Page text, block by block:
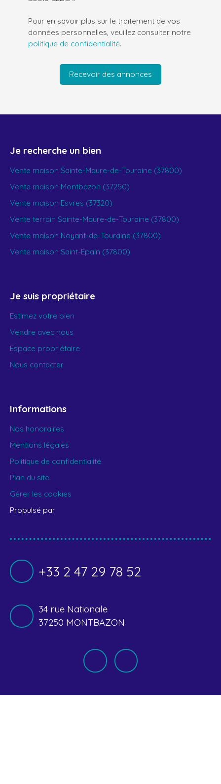
Pour en savoir plus sur le traitement de vos
données personnelles, veuillez consulter notre
politique de confidentialité.
Recevoir des annonces
Je recherche un bien
Vente maison Sainte-Maure-de-Touraine (37800)
Vente maison Montbazon (37250)
Vente maison Esvres (37320)
Vente terrain Sainte-Maure-de-Touraine (37800)
Vente maison Noyant-de-Touraine (37800)
Vente maison Saint-Épain (37800)
Je suis propriétaire
Estimez votre bien
Vendre avec nous
Espace propriétaire
Nous contacter
Informations
Nos honoraires
Mentions légales
Politique de confidentialité
Plan du site
Gérer les cookies
Propulsé par
+33 2 47 29 78 52
34 rue Nationale
37250 MONTBAZON